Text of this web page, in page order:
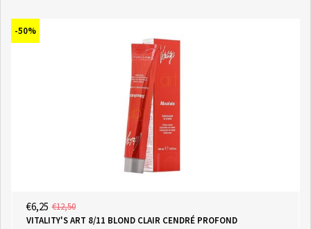
-50%
€6,25 €12,50
VITALITY'S ART 8/11 BLOND CLAIR CENDRÉ PROFOND